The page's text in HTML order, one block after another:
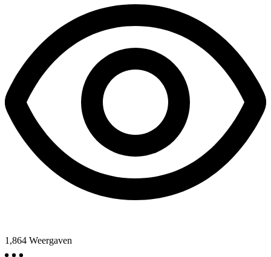
1,864 Weergaven